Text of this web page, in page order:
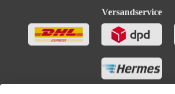
Versandservice